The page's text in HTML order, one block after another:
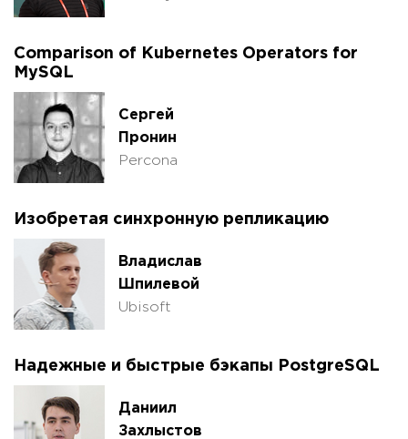
Comparison of Kubernetes Operators for
MySQL
Сергей
Пронин
Percona
Изобретая синхронную репликацию
Владислав
Шпилевой
Ubisoft
Надежные и быстрые бэкапы PostgreSQL
Даниил
Захлыстов